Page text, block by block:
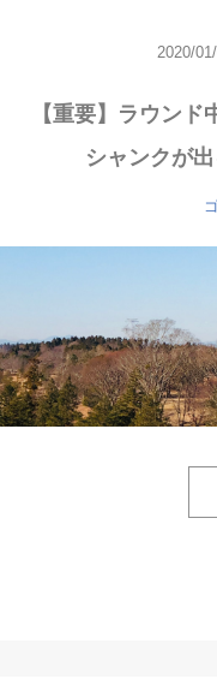
2020/
【重要】ラウン
シャンクが